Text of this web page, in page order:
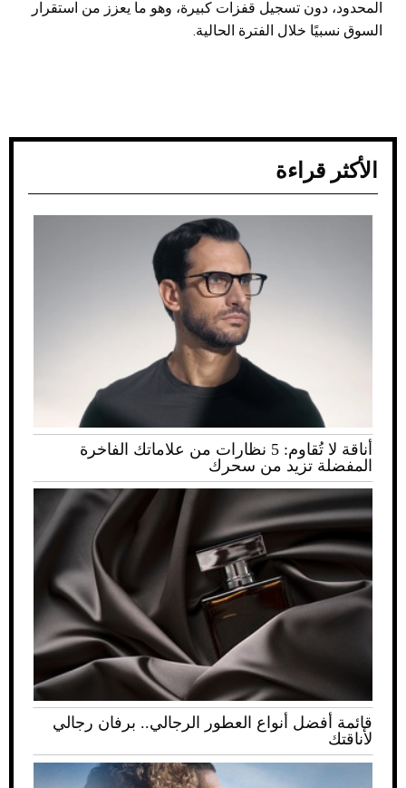
المحدود، دون تسجيل قفزات كبيرة، وهو ما يعزز من استقرار
السوق نسبيًا خلال الفترة الحالية.
الأكثر قراءة
أناقة لا تُقاوم: 5 نظارات من علاماتك الفاخرة
المفضلة تزيد من سحرك
قائمة أفضل أنواع العطور الرجالي.. برفان رجالي
لأناقتك